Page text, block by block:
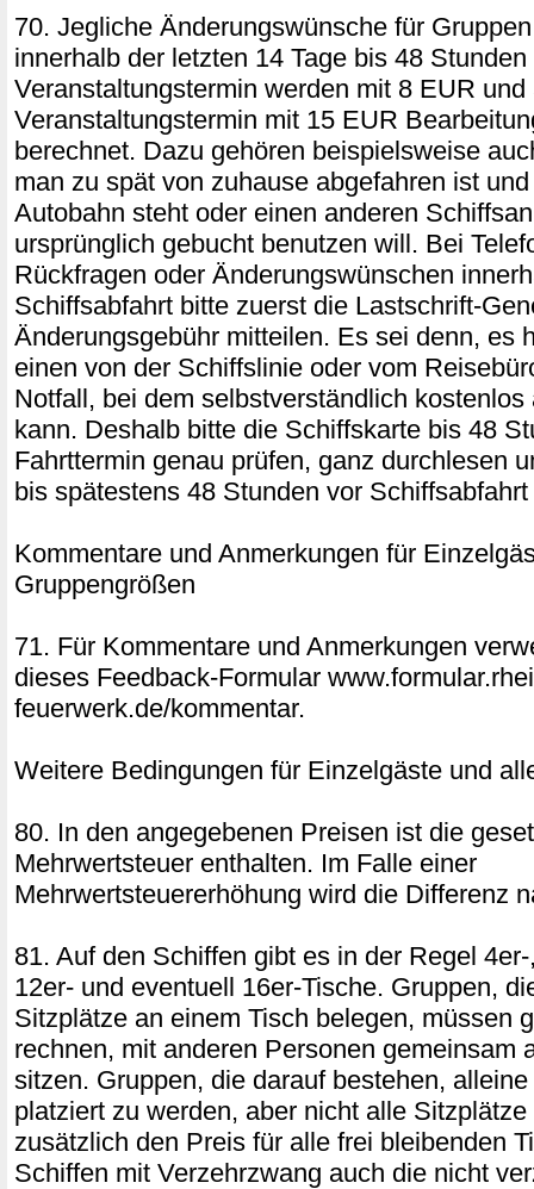
70. Jegliche Änderungswünsche für
innerhalb der letzten 14 Tage bis 48 Stunden
Veranstaltungstermin werden mit 8 EUR
Veranstaltungstermin mit 15 EUR
berechnet. Dazu gehören beispielsweise
man zu spät von zuhause abgefahren ist
Autobahn steht oder einen anderen
ursprünglich gebucht benutzen will. Bei
Rückfragen oder Änderungswünschen
Schiffsabfahrt bitte zuerst die Lastschrift-
Änderungsgebühr mitteilen. Es sei denn, es
einen von der Schiffslinie oder vom
Notfall, bei dem selbstverständlich kostenlos
kann. Deshalb bitte die Schiffskarte bis 48
Fahrttermin genau prüfen, ganz durchlesen
bis spätestens 48 Stunden vor
Kommentare und Anmerkungen für
Gruppengrößen
71. Für Kommentare und Anmerkungen
dieses Feedback-Formular
feuerwerk.de/kommentar.
Weitere Bedingungen für Einzelgäste und
80. In den angegebenen Preisen ist die
Mehrwertsteuer enthalten. Im Falle einer
Mehrwertsteuererhöhung wird die Differenz
81. Auf den Schiffen gibt es in der Regel
12er- und eventuell 16er-Tische. Gruppen,
Sitzplätze an einem Tisch belegen, müssen
rechnen, mit anderen Personen gemeinsam
sitzen. Gruppen, die darauf bestehen,
platziert zu werden, aber nicht alle
zusätzlich den Preis für alle frei bleibenden
Schiffen mit Verzehrzwang auch die nicht